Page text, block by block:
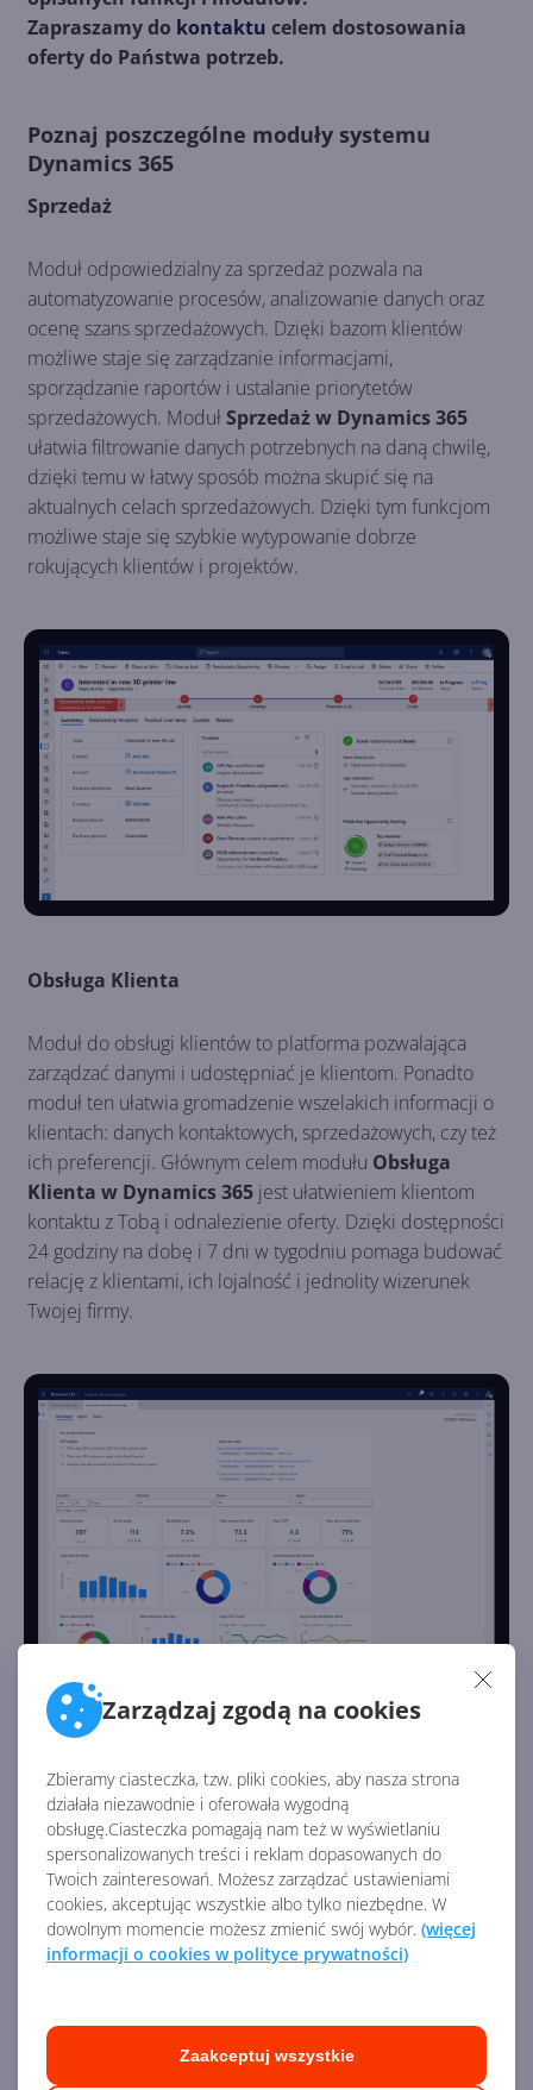
Zarządzaj zgodą na cookies
Zbieramy ciasteczka, tzw. pliki cookies, aby nasza strona
działała niezawodnie i oferowała wygodną
obsługę.Ciasteczka pomagają nam też w wyświetlaniu
spersonalizowanych treści i reklam dopasowanych do
Twoich zainteresowań. Możesz zarządzać ustawieniami
cookies, akceptując wszystkie albo tylko niezbędne. W
dowolnym momencie możesz zmienić swój wybór. (więcej
informacji o cookies w polityce prywatności)
Zaakceptuj wszystkie
Zapraszamy do kontaktu celem dostosowania
oferty do Państwa potrzeb.
Poznaj poszczególne moduły systemu
Dynamics 365
Sprzedaż
Moduł odpowiedzialny za sprzedaż pozwala na
automatyzowanie procesów, analizowanie danych oraz
ocenę szans sprzedażowych. Dzięki bazom klientów
możliwe staje się zarządzanie informacjami,
sporządzanie raportów i ustalanie priorytetów
sprzedażowych. ModułSprzedaż w Dynamics 365
ułatwia filtrowanie danych potrzebnych na daną chwilę,
dzięki temu w łatwy sposób można skupić się na
aktualnych celach sprzedażowych. Dzięki tym funkcjom
możliwe staje się szybkie wytypowanie dobrze
rokujących klientów i projektów.
Obsługa Klienta
Moduł do obsługi klientów to platforma pozwalająca
zarządzać danymi i udostępniać je klientom. Ponadto
moduł ten ułatwia gromadzenie wszelakich informacji o
klientach: danych kontaktowych, sprzedażowych, czy też
ich preferencji. Głównym celem modułu Obsługa
Klienta w Dynamics 365 jest ułatwieniem klientom
kontaktu z Tobą i odnalezienie oferty. Dzięki dostępności
24 godziny na dobę i 7 dni w tygodniu pomaga budować
relację z klientami, ich lojalność i jednolity wizerunek
Twojej firmy.
Usługi
ModułUsługi w Dynamics 365— jak sama nazwa
mówi — służy do zarządzania szeroko pojętymi usługami.
Dzięki niemu możesz zarządzać zleceniami na usługi,
przydzielaniem, ilością czasu, raportowaniem i analizą.
Ponadto moduł Usługi w łatwy sposób pozwala
planować spotkania i zarządzać nimi. Nie zabrakło
bogatych wizualizacji, także geograficznych,
posiada również dedykowaną aplikację mobilną dla
pracowników, którzy dzięki niej zyskują dostęp do